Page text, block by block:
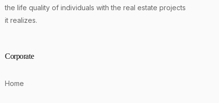
the life quality of individuals with the real estate projects
it realizes.
Corporate
Home